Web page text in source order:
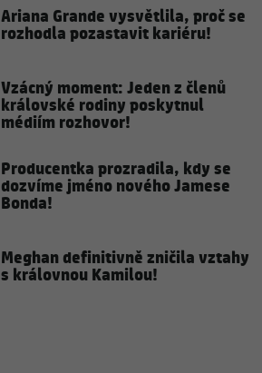
Ariana Grande vysvětlila, proč se
rozhodla pozastavit kariéru!
Vzácný moment: Jeden z členů
královské rodiny poskytnul
médiím rozhovor!
Producentka prozradila, kdy se
dozvíme jméno nového Jamese
Bonda!
Meghan definitivně zničila vztahy
s královnou Kamilou!